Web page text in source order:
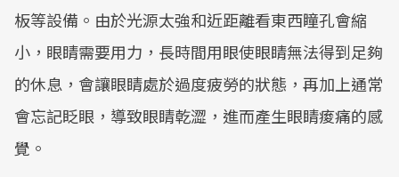
板等設備。由於光源太強和近距離看東西瞳孔會縮
小，眼睛需要用力，長時間用眼使眼睛無法得到足夠
的休息，會讓眼睛處於過度疲勞的狀態，再加上通常
會忘記眨眼，導致眼睛乾澀，進而產生眼睛痠痛的感
覺。